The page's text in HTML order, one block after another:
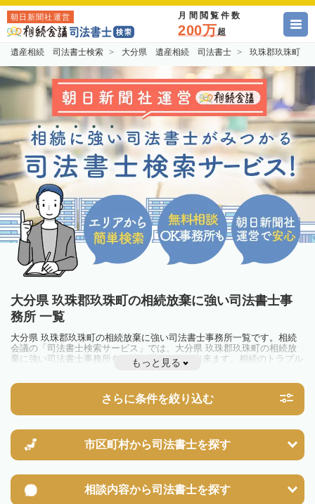
朝日新聞社運営 月間閲覧件数
200万超
遺産相続 司法書士検索 大分県 遺産相続 司法書士 玖珠郡玖珠町
大分県 玖珠郡玖珠町の相続放棄に強い司法書士事
務所 一覧
大分県 玖珠郡玖珠町の相続放棄に強い司法書士事務所一覧です。相続
会議の「司法書士検索サービス」では、大分県 玖珠郡玖珠町の相続放
棄に強い司法書士事務所を一覧で見ることが出来ます。相続のトラブル
やお悩みを抱えている方は一度近隣の司法書士に相談してみましょう。
もっと見る
さらに条件を絞り込む
市区町村から司法書士を探す
相談内容から司法書士を探す